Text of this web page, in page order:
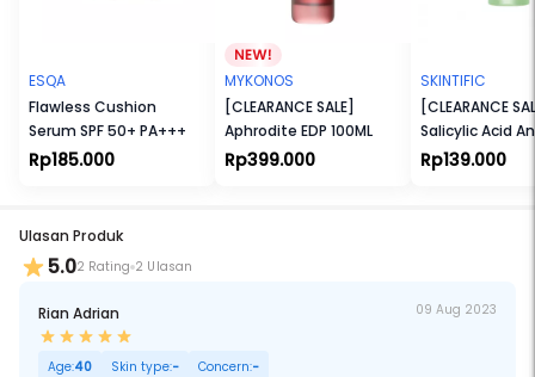
Vegan. Tidak Melalui Uji Coba terhadap Hewan. Tanpa Bahan yang
Membahayakan Eksistensi Terumbu Karang. Tersertifikasi Halal.
ESQA
Flawless Cushion
Serum SPF 50+ PA+++
Rp185.000
MYKONOS
[CLEARANCE SALE]
Aphrodite EDP 100ML
Rp399.000
SKINTIFIC
[CLEARANCE
Salicylic Acid
Serum
Rp139.000
Ulasan Produk
5.02 Rating 2 Ulasan
Rian Adrian 09 Aug 2023
Age:40 Skin type:- Concern:-